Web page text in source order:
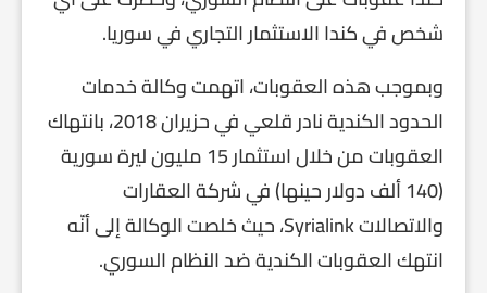
شخص في كندا الاستثمار التجاري في سوريا.
وبموجب هذه العقوبات، اتهمت وكالة خدمات
الحدود الكندية نادر قلعي في حزيران 2018، بانتهاك
العقوبات من خلال استثمار 15 مليون ليرة سورية
(140 ألف دولار حينها) في شركة العقارات
والاتصالات Syrialink، حيث خلصت الوكالة إلى أنّه
انتهك العقوبات الكندية ضد النظام السوري.